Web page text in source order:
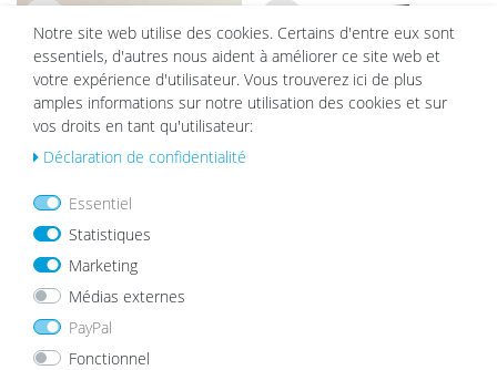
List
e de
sou
hait
s
Lot de 17 cadres Moderne Blanc
en MDF avec vitre en acrylique
89,99 € 79,99 €
List
e de
sou
hait
Notre site web utilise des cookies. Certains d'entre eux sont
essentiels, d'autres nous aident à améliorer ce site web et
votre expérience d'utilisateur. Vous trouverez ici de plus
amples informations sur notre utilisation des cookies et sur
vos droits en tant qu'utilisateur:
Déclaration de confidentialité
Essentiel
Statistiques
Marketing
Médias externes
PayPal
Fonctionnel